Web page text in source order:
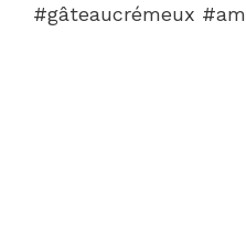
#gâteaucrémeux